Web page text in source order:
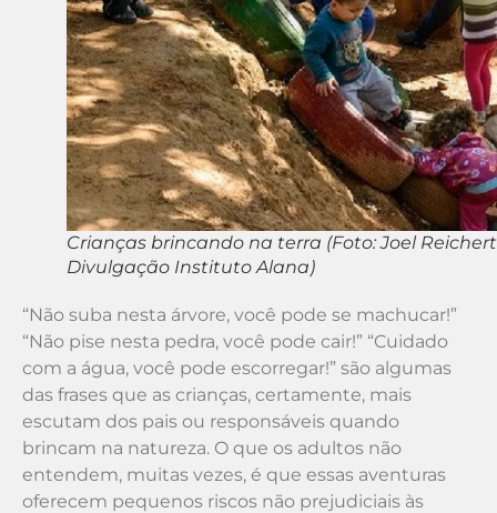
Crianças brincando na terra (Foto: Joel
Divulgação Instituto Alana)
“Não suba nesta árvore, você pode se machucar!”
“Não pise nesta pedra, você pode cair!” “Cuidado
com a água, você pode escorregar!” são algumas
das frases que as crianças, certamente, mais
escutam dos pais ou responsáveis quando
brincam na natureza. O que os adultos não
entendem, muitas vezes, é que essas aventuras
oferecem pequenos riscos não prejudiciais às